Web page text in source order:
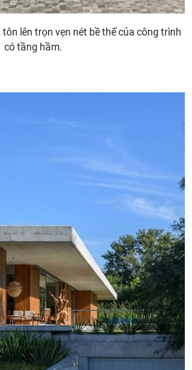
lên trọn vẹn nét bề thế của công trình
có tầng hầm.